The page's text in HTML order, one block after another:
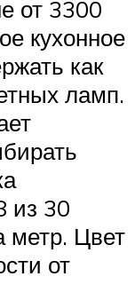
от 3300
кухонное
как
ламп.
из 30
метр. Цвет
от